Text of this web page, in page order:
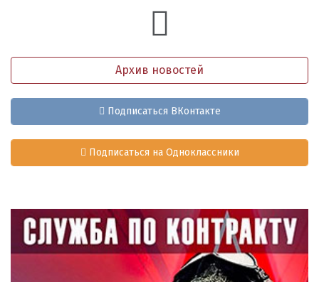
Архив новостей
Подписаться ВКонтакте
Подписаться на Одноклассники